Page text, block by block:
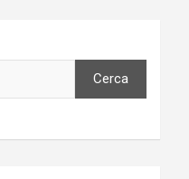
Cerca